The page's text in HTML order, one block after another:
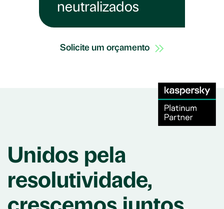
neutralizados
Solicite um orçamento
Unidos pela
resolutividade,